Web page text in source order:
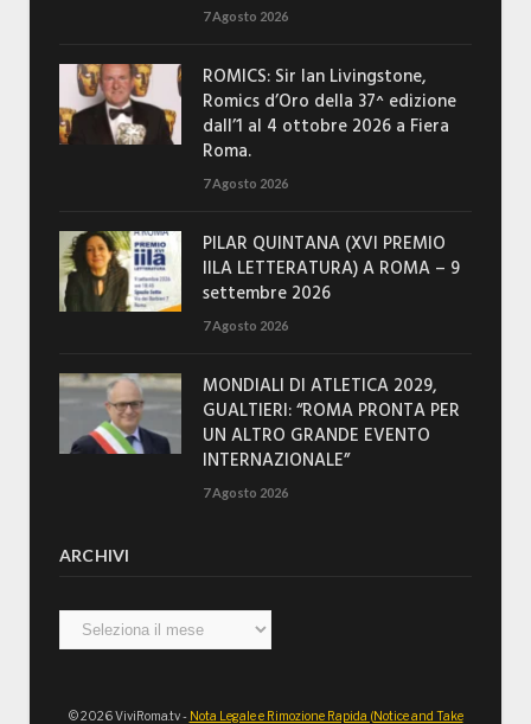
7 Agosto 2026
ROMICS: Sir Ian Livingstone,
Romics d’Oro della 37^ edizione
dall’1 al 4 ottobre 2026 a Fiera
Roma.
7 Agosto 2026
PILAR QUINTANA (XVI PREMIO
IILA LETTERATURA) A ROMA – 9
settembre 2026
7 Agosto 2026
MONDIALI DI ATLETICA 2029,
GUALTIERI: “ROMA PRONTA PER
UN ALTRO GRANDE EVENTO
INTERNAZIONALE”
7 Agosto 2026
ARCHIVI
Archivi
© 2026 ViviRoma.tv - Nota Legale e Rimozione Rapida (Notice and Take